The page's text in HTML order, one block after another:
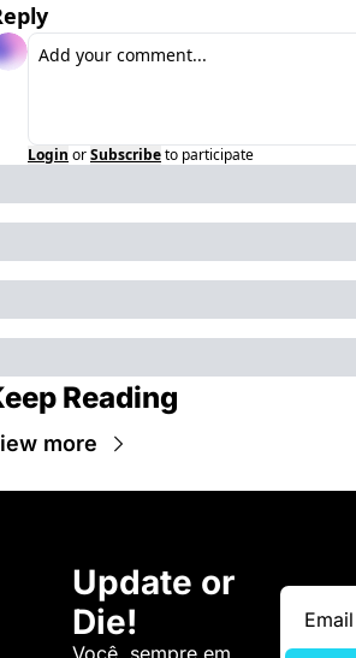
Login orSubscribeto participate
Reading
more
Update or
Die!